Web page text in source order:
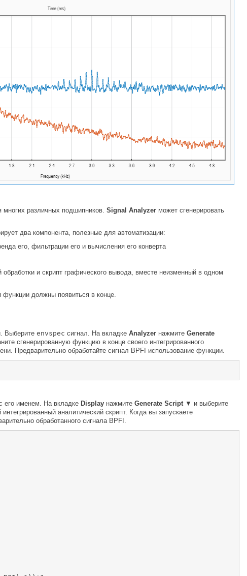
различных подшипников. Signal Analyzer может сгенерировать
два компонента, полезные для автоматизации:
его, фильтрации его и вычисления его конверта
и скрипт графического вывода, вместе неизменный в одном
должны появиться в конце.
Выберите envspec сигнал. На вкладке Analyzer нажмите Generate
сгенерированную функцию в конце своего интегрированного
Предварительно обработайте сигнал BPFI использование функции.
его именем. На вкладке Display нажмите Generate Script ▼ и выберите
аналитический скрипт. Когда вы запускаете
обработанного сигнала BPFI.